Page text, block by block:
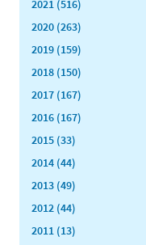
2021 (516)
2020 (263)
2019 (159)
2018 (150)
2017 (167)
2016 (167)
2015 (33)
2014 (44)
2013 (49)
2012 (44)
2011 (13)